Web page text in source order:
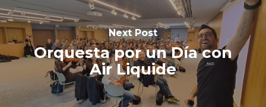
Next Post
Orquesta por un Día con
Air Liquide